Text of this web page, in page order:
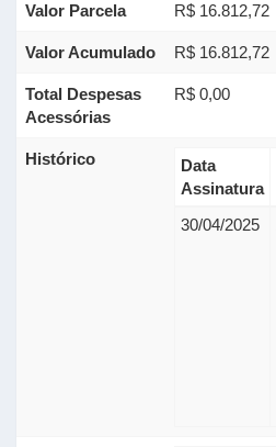
Valor Parcela R$ 16.812,72
Valor Acumulado R$ 16.812,72
Total Despesas
Acessórias
R$ 0,00
Histórico
Data
Assinatura
30/04/2025